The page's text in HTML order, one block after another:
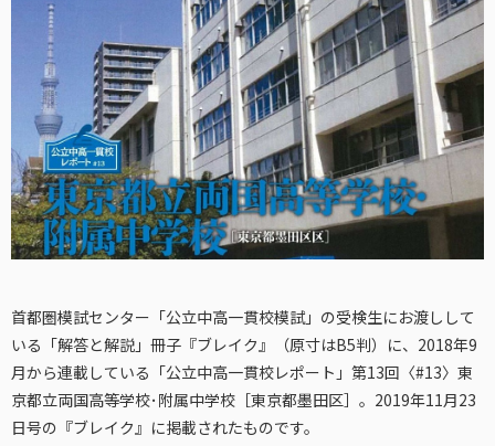
首都圏模試センター「公立中高一貫校模試」の受検生にお渡しして
いる「解答と解説」冊子『ブレイク』（原寸はB5判）に、2018年9
月から連載している「公立中高一貫校レポート」第13回〈#13〉東
京都立両国高等学校･附属中学校［東京都墨田区］。2019年11月23
日号の『ブレイク』に掲載されたものです。